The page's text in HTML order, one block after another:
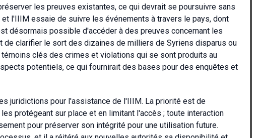
les preuves existantes, ce qui devrait se poursuivre sans
et l'IIIM essaie de suivre les événements à travers le pays, dont
désormais possible d'accéder à des preuves concernant les
de clarifier le sort des dizaines de milliers de Syriens disparus ou
clés des crimes et violations qui se sont produits au
potentiels, ce qui fournirait des bases pour des enquêtes et
juridictions pour l'assistance de l'IIIM. La priorité est de
protégeant sur place et en limitant l'accès ; toute interaction
pour préserver son intégrité pour une utilisation future.